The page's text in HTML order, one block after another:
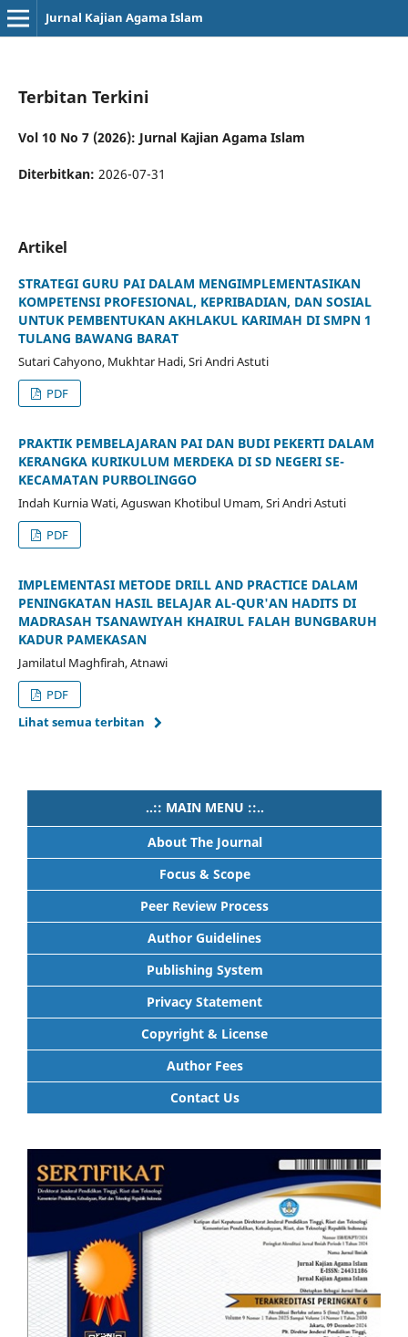
Jurnal Kajian Agama Islam
Terbitan Terkini
Vol 10 No 7 (2026): Jurnal Kajian Agama Islam
Diterbitkan: 2026-07-31
Artikel
STRATEGI GURU PAI DALAM MENGIMPLEMENTASIKAN
KOMPETENSI PROFESIONAL, KEPRIBADIAN, DAN SOSIAL
UNTUK PEMBENTUKAN AKHLAKUL KARIMAH DI SMPN 1
TULANG BAWANG BARAT
Sutari Cahyono, Mukhtar Hadi, Sri Andri Astuti
PDF
PRAKTIK PEMBELAJARAN PAI DAN BUDI PEKERTI DALAM
KERANGKA KURIKULUM MERDEKA DI SD NEGERI SE-
KECAMATAN PURBOLINGGO
Indah Kurnia Wati, Aguswan Khotibul Umam, Sri Andri Astuti
PDF
IMPLEMENTASI METODE DRILL AND PRACTICE DALAM
PENINGKATAN HASIL BELAJAR AL-QUR'AN HADITS DI
MADRASAH TSANAWIYAH KHAIRUL FALAH BUNGBARUH
KADUR PAMEKASAN
Jamilatul Maghfirah, Atnawi
PDF
Lihat semua terbitan
..:: MAIN MENU ::..
About The Journal
Focus & Scope
Peer Review Process
Author Guidelines
Publishing System
Privacy Statement
Copyright & License
Author Fees
Contact Us